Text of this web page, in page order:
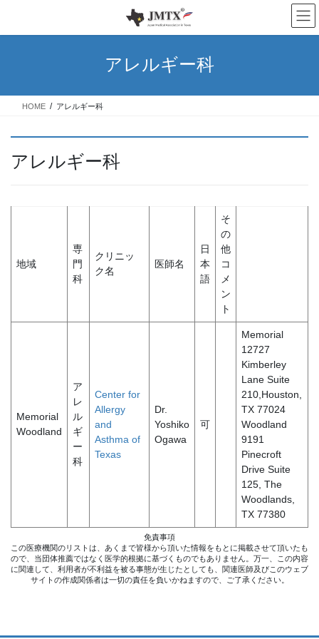
テ
ス
ゲ
ン
アレルギー科
HOME アレルギー科
アレルギー科
地域
専
門
科
クリニッ
ク名
医師名
日
本
語
そ
の
他
コ
メ
ン
ト
Memorial
Woodland
ア
レ
ル
ギ
ー
科
Center for
Allergy
and
Asthma of
Texas
Dr.
Yoshiko
Ogawa
可
Memorial
12727
Kimberley
Lane Suite
210,Houston,
TX 77024
Woodland
9191
Pinecroft
Drive Suite
125, The
Woodlands,
TX 77380
免責事項
この医療機関のリストは、あくまで皆様から頂いた情報をもとに掲載させて頂いたも
ので、当団体推薦ではなく医学的根拠に基づくものでもありません。万一、この内容
に関連して、利用者が不利益を被る事態が生じたとしても、関連医師及びこのウェブ
サイトの作成関係者は一切の責任を負いかねますので、ご了承ください。